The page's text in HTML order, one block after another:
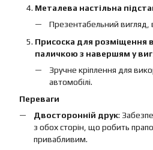
Металева настільна
Презентабельний вигляд,
Присоска для розміщення
паличкою з навершям у
Зручне кріплення для
автомобілі.
Переваги
Двосторонній друк:
з обох сторін, що робить
привабливим.